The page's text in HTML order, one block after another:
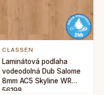
CLASSEN
Laminátová podlaha
vodeodolná Dub Salome
8mm AC5 Skyline WR
56198